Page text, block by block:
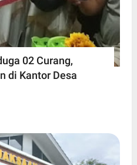
02 Curang,
di Kantor Desa